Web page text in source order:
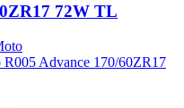
72W TL